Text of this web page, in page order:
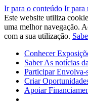
Ir para o conteúdo Ir para
Este website utiliza
uma melhor navegação.
com a sua utilização.
Conhecer
SaberAs notícias
ParticiparEnvolva-
Criar
Apoiar